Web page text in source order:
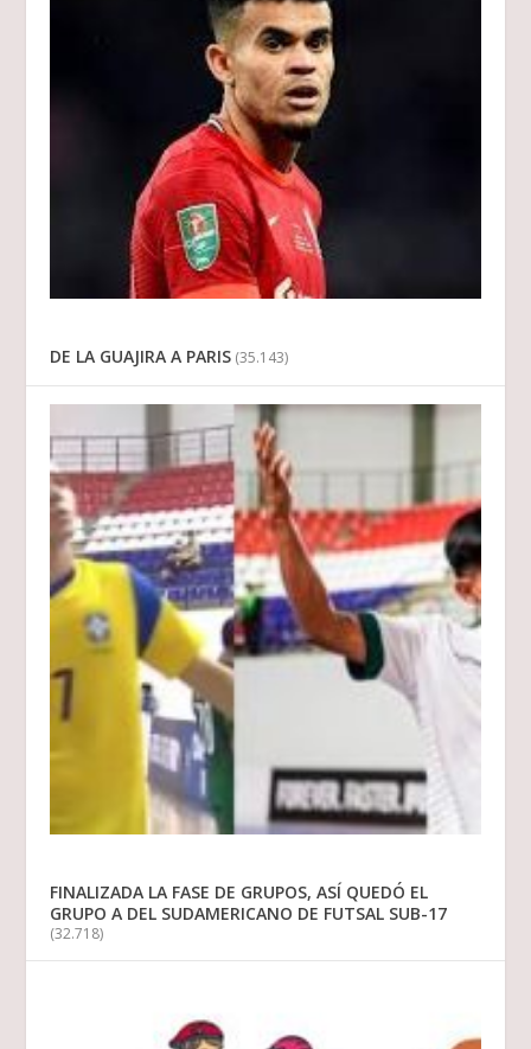
DE LA GUAJIRA A PARIS (35.143)
FINALIZADA LA FASE DE GRUPOS, ASÍ QUEDÓ EL
GRUPO A DEL SUDAMERICANO DE FUTSAL SUB-17
(32.718)